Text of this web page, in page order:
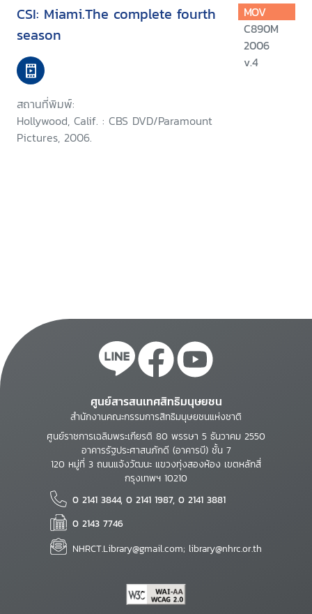
CSI: Miami.The complete fourth
season
สถานที่พิมพ์:
Hollywood, Calif. : CBS DVD/Paramount
Pictures, 2006.
MOV
C890M
2006
v.4
ศูนย์สารสนเทศสิทธิมนุษยชน
สำนักงานคณะกรรมการสิทธิมนุษยชนแห่งชาติ
ศูนย์ราชการเฉลิมพระเกียรติ 80 พรรษา 5 ธันวาคม 2550
อาคารรัฐประศาสนภักดี (อาคารบี) ชั้น 7
120 หมู่ที่ 3 ถนนแจ้งวัฒนะ แขวงทุ่งสองห้อง เขตหลักสี่
กรุงเทพฯ 10210
0 2141 3844, 0 2141 1987, 0 2141 3881
0 2143 7746
NHRCT.Library@gmail.com; library@nhrc.or.th